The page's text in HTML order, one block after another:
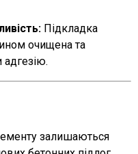
Підкладка
очищена та
залишаються